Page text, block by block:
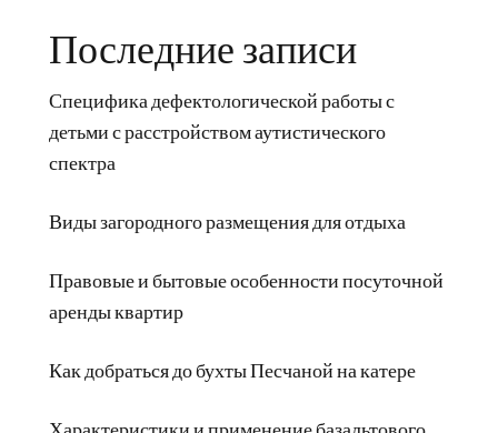
Последние записи
Специфика дефектологической работы с
детьми с расстройством аутистического
спектра
Виды загородного размещения для отдыха
Правовые и бытовые особенности посуточной
аренды квартир
Как добраться до бухты Песчаной на катере